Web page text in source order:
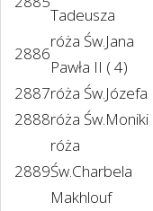
Tadeusza
2886
róża Św.Jana
Pawła II ( 4)
2887róża Św.Józefa
2888róża Św.Moniki
2889
róża
Św.Charbela
Makhlouf